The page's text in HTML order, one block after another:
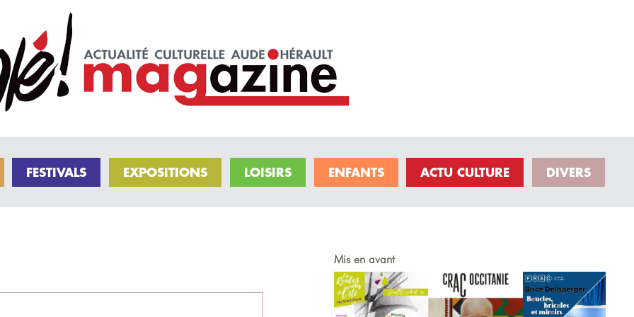
FESTIVALS EXPOSITIONS LOISIRS ENFANTS ACTU CULTURE DIVERS
Mis en avant